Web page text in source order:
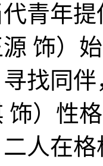
青年
饰）
找同
饰）性
人在